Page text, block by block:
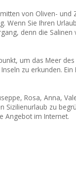
von Oliven- und
Wenn Sie Ihren
denn die
um das Meer
zu erkunden.
Rosa, Anna,
Sizilienurlaub zu
Angebot im Internet.